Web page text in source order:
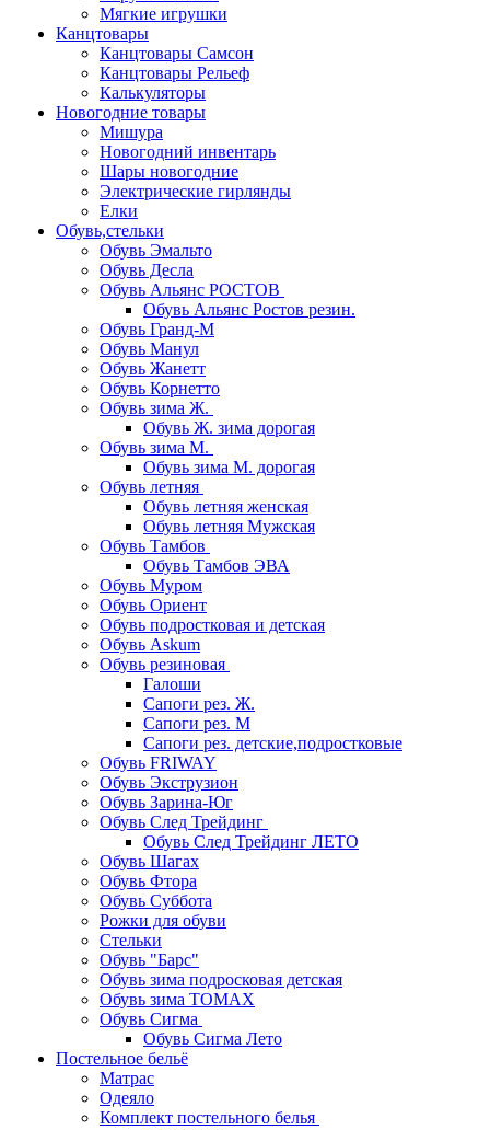
Мягкие игрушки
Канцтовары
Канцтовары Самсон
Канцтовары Рельеф
Калькуляторы
Новогодние товары
Мишура
Новогодний инвентарь
Шары новогодние
Электрические гирлянды
Елки
Обувь,стельки
Обувь Эмальто
Обувь Десла
Обувь Альянс РОСТОВ
Обувь Альянс Ростов резин.
Обувь Гранд-М
Обувь Манул
Обувь Жанетт
Обувь Корнетто
Обувь зима Ж.
Обувь Ж. зима дорогая
Обувь зима М.
Обувь зима М. дорогая
Обувь летняя
Обувь летняя женская
Обувь летняя Мужская
Обувь Тамбов
Обувь Тамбов ЭВА
Обувь Муром
Обувь Ориент
Обувь подростковая и детская
Обувь Askum
Обувь резиновая
Галоши
Сапоги рез. Ж.
Сапоги рез. М
Сапоги рез. детские,подростковые
Обувь FRIWAY
Обувь Экструзион
Обувь Зарина-Юг
Обувь След Трейдинг
Обувь След Трейдинг ЛЕТО
Обувь Шагах
Обувь Фтора
Обувь Суббота
Рожки для обуви
Стельки
Обувь "Барс"
Обувь зима подросковая детская
Обувь зима ТОМАХ
Обувь Сигма
Обувь Сигма Лето
Постельное бельё
Матрас
Одеяло
Комплект постельного белья